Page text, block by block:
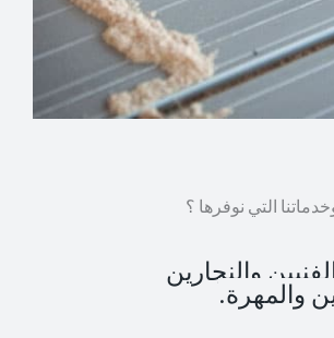
التي نوفرها ؟
والنجارين
والمهرة.